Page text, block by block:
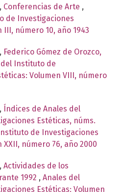
Conferencias de Arte ,
de Investigaciones
III, número 10, año 1943
Federico Gómez de Orozco,
Instituto de
Volumen VIII, número
Índices de Anales del
Estéticas, núms.
de Investigaciones
XXII, número 76, año 2000
Actividades de los
1992 , Anales del
Estéticas: Volumen